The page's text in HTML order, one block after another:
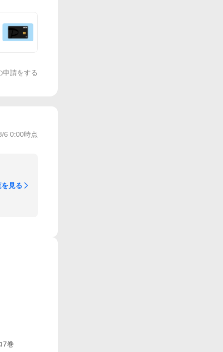
申請をする
6 0:00時点
見る
7巻